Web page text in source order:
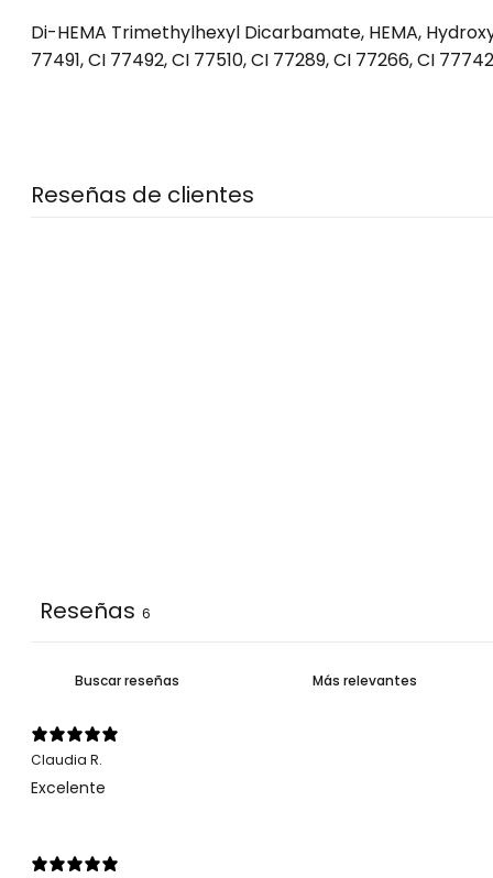
Di-HEMA Trimethylhexyl Dicarbamate, HEMA,
77491, CI 77492, CI 77510, CI 77289, CI 77266, CI
Reseñas de clientes
Reseñas 6
Claudia R.
Excelente